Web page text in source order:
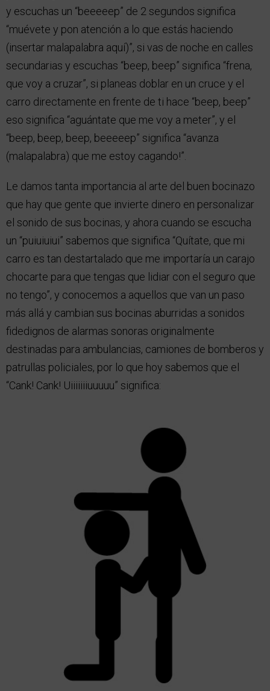
y escuchas un “beeeeep” de 2 segundos significa
“muévete y pon atención a lo que estás haciendo
(insertar malapalabra aquí)”, si vas de noche en calles
secundarias y escuchas “beep, beep” significa “frena,
que voy a cruzar”, si planeas doblar en un cruce y el
carro directamente en frente de ti hace “beep, beep”
eso significa “aguántate que me voy a meter”, y el
“beep, beep, beep, beeeeep” significa “avanza
(malapalabra) que me estoy cagando!”.
Le damos tanta importancia al arte del buen bocinazo
que hay que gente que invierte dinero en personalizar
el sonido de sus bocinas, y ahora cuando se escucha
un “puiuiuiui” sabemos que significa “Quítate, que mi
carro es tan destartalado que me importaría un carajo
chocarte para que tengas que lidiar con el seguro que
no tengo”, y conocemos a aquellos que van un paso
más allá y cambian sus bocinas aburridas a sonidos
fidedignos de alarmas sonoras originalmente
destinadas para ambulancias, camiones de bomberos y
patrullas policiales, por lo que hoy sabemos que el
“Cank! Cank! Uiiiiiiiuuuuu” significa: